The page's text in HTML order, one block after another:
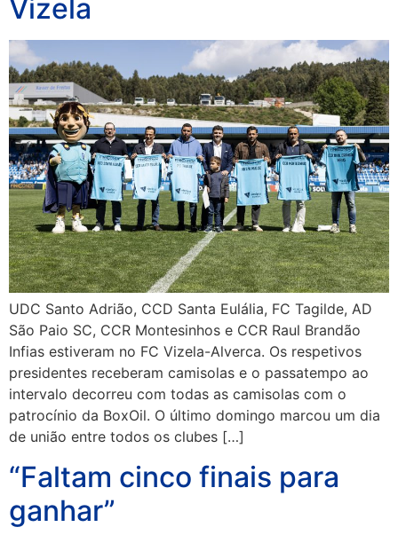
Vizela
UDC Santo Adrião, CCD Santa Eulália, FC Tagilde, AD
São Paio SC, CCR Montesinhos e CCR Raul Brandão
Infias estiveram no FC Vizela-Alverca. Os respetivos
presidentes receberam camisolas e o passatempo ao
intervalo decorreu com todas as camisolas com o
patrocínio da BoxOil. O último domingo marcou um dia
de união entre todos os clubes […]
“Faltam cinco finais para
ganhar”